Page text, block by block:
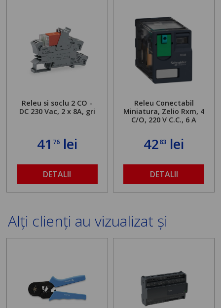
Releu si soclu 2 CO -
DC 230 Vac, 2 x 8A, gri
41 76lei
DETALII
Releu Conectabil
Miniatura, Zelio Rxm, 4
C/O, 220 V C.C., 6 A
4283 lei
DETALII
Alți clienți au vizualizat și